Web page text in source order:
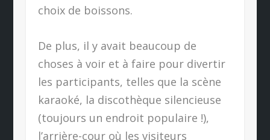
choix de boissons.
De plus, il y avait beaucoup de
choses à voir et à faire pour divertir
les participants, telles que la scène
karaoké, la discothèque silencieuse
(toujours un endroit populaire !),
l’arrière-cour où les visiteurs